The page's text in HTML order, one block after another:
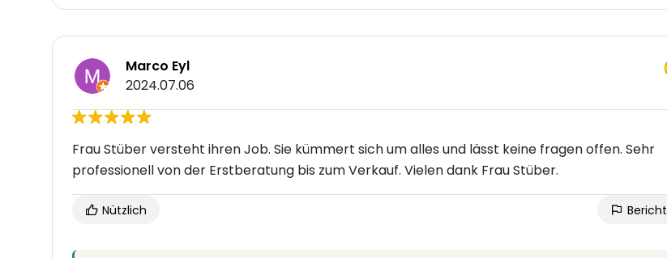
Marco Eyl
2024.07.06
Frau Stüber versteht ihren Job. Sie kümmert sich um alles und lässt keine fragen offen. Sehr
professionell von der Erstberatung bis zum Verkauf. Vielen dank Frau Stüber.
Nützlich Bericht